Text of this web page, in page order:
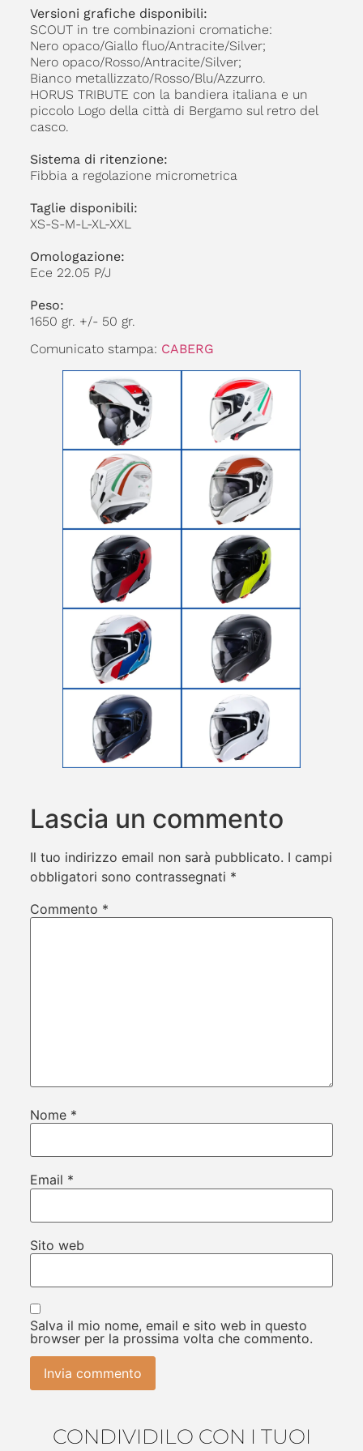
Versioni grafiche disponibili:
SCOUT in tre combinazioni cromatiche:
Nero opaco/Giallo fluo/Antracite/Silver;
Nero opaco/Rosso/Antracite/Silver;
Bianco metallizzato/Rosso/Blu/Azzurro.
HORUS TRIBUTE con la bandiera italiana e un
piccolo Logo della città di Bergamo sul retro del
casco.
Sistema di ritenzione:
Fibbia a regolazione micrometrica
Taglie disponibili:
XS-S-M-L-XL-XXL
Omologazione:
Ece 22.05 P/J
Peso:
1650 gr. +/- 50 gr.
Comunicato stampa: CABERG
Lascia un commento
Il tuo indirizzo email non sarà pubblicato. I campi
obbligatori sono contrassegnati *
Commento *
Nome *
Email *
Sito web
Salva il mio nome, email e sito web in questo
browser per la prossima volta che commento.
CONDIVIDILO CON I TUOI